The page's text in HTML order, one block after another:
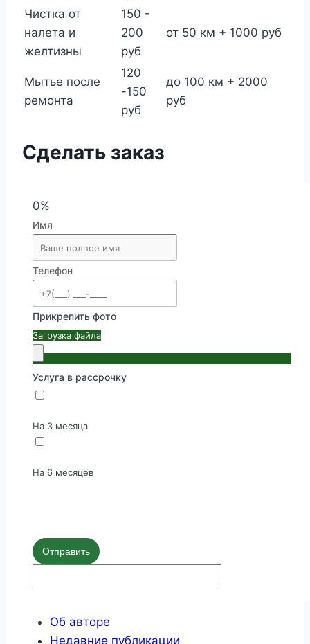
Чистка от
налета и
желтизны
150 -
200
руб
от 50 км + 1000 руб
Мытье после
ремонта
120
-150
руб
до 100 км + 2000
руб
Сделать заказ
0%
Имя
Телефон
Прикрепить фото
Загрузка файла
Услуга в рассрочку
На 3 месяца
На 6 месяцев
Отправить
Об авторе
Недавние публикации